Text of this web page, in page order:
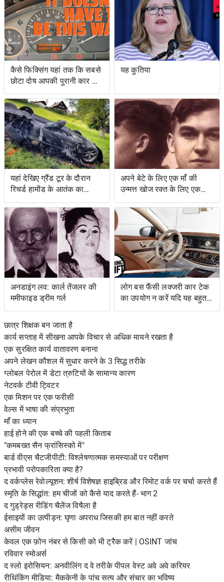
प्रयासों के लिए वोटिंग अधिकार
अधिनियम का उल्लंघन
कैसे फिक्सिंग यहां तक ​​कि सबसे
छोटा दोष आपकी पुरानी कार को
नया जैसा महसूस करा सकता है
यह कुतिया
यहां देखिए ग्रैंड टूर के दौरान
रिचर्ड हामोंड के आतंक का
वीडियो
अपने बेटे के लिए एक माँ की
उन्मत्त खोज रक्त के लिए एक
स्वाद के साथ एक बचत किसान
के लिए नेतृत्व की
अनडाइंग लव: कार्ल तेंजलर की
ममीफाइड ड्रीम गर्ल
लोग बस फैंसी लक्जरी कार टेक
का उपयोग न करें यदि यह बहुत
जटिल है
छात्र शिक्षक बन जाता है
कार्य सप्ताह में सीखना आपके विचार से अधिक मायने रखता है
एक सुरक्षित कार्य वातावरण बनाना
अपने लेखन कौशल में सुधार करने के 3 सिद्ध तरीके
ग्लोबल पेरोल में डेटा त्रुटियों के सामान्य कारण
नेटवर्क टीवी ट्विटर
एक मिशन पर एक फरीसी
वेल्स में भाषा की संप्रभुता
माँ का ध्यान
हाई होने की एक बच्चे की पहली किताब
"कमबख्त सैन फ्रांसिस्को में"
बार्ड वीएस चैटजीपीटी: विश्लेषणात्मक समस्याओं पर परीक्षण
प्रभावी परोपकारिता क्या है?
द वर्कप्लेस रेवोल्यूशन: शीर्ष विशेषज्ञ हाइब्रिड और रिमोट वर्क पर चर्चा करते हैं
स्मृति के सिद्धांत: हम चीजों को कैसे याद करते हैं- भाग 2
द गुड्रेड्स रीडिंग चैलेंज विषैला है
ईसाइयों का उत्पीड़न: घृणा अपराध जिसकी हम बात नहीं करते
असीम जीवन
केवल एक फ़ोन नंबर से किसी को भी ट्रैक करें | OSINT जांच
रविवार स्मोअर्स
द स्लो इरोसियन: अनवीलिंग द वे तरीके पीपल वेस्ट अवे अवे करियर
रीथिंकिंग मीडिया: मैककेनी के पांच सत्य और संचार का भविष्य